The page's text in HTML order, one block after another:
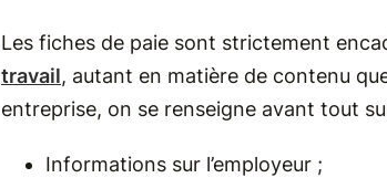
Les fiches de paie sont strictement
travail, autant en matière de contenu
entreprise, on se renseigne avant tout
Informations sur l’employeur ;